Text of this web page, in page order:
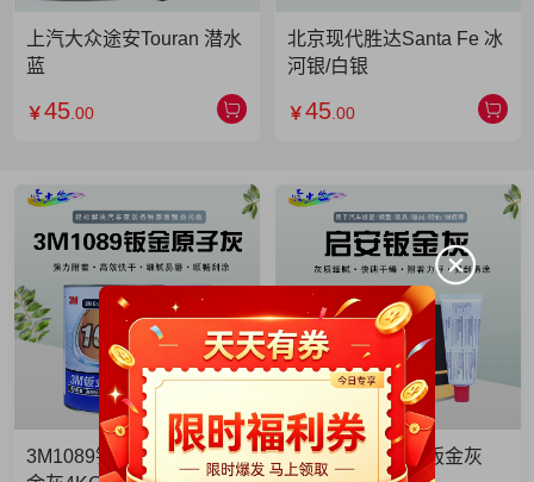
上汽大众途安Touran 潜水
蓝
￥45 .00
北京现代胜达Santa Fe 冰
河银/白银
￥45 .00
3M1089钣金灰 3M1089钣
启安钣金灰 启安钣金灰